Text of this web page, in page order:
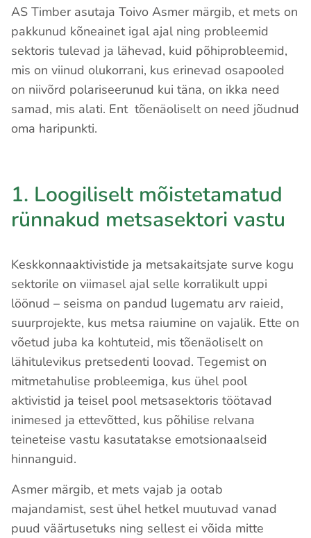
AS Timber asutaja Toivo Asmer märgib, et mets on
pakkunud kõneainet igal ajal ning probleemid
sektoris tulevad ja lähevad, kuid põhiprobleemid,
mis on viinud olukorrani, kus erinevad osapooled
on niivõrd polariseerunud kui täna, on ikka need
samad, mis alati. Ent tõenäoliselt on need jõudnud
oma haripunkti.
1. Loogiliselt mõistetamatud
rünnakud metsasektori vastu
Keskkonnaaktivistide ja metsakaitsjate surve kogu
sektorile on viimasel ajal selle korralikult uppi
löönud – seisma on pandud lugematu arv raieid,
suurprojekte, kus metsa raiumine on vajalik. Ette on
võetud juba ka kohtuteid, mis tõenäoliselt on
lähitulevikus pretsedenti loovad. Tegemist on
mitmetahulise probleemiga, kus ühel pool
aktivistid ja teisel pool metsasektoris töötavad
inimesed ja ettevõtted, kus põhilise relvana
teineteise vastu kasutatakse emotsionaalseid
hinnanguid.
Asmer märgib, et mets vajab ja ootab
majandamist, sest ühel hetkel muutuvad vanad
puud väärtusetuks ning sellest ei võida mitte